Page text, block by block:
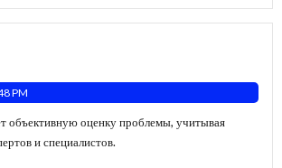
PM
объективную оценку проблемы, учитывая
и специалистов.